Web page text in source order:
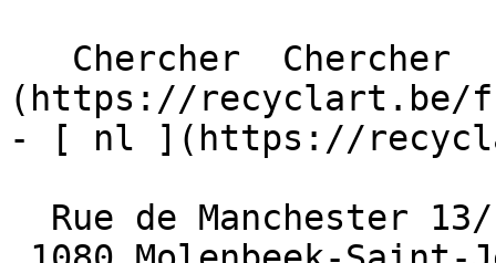
(https://recyclart.be/
- [ nl ](https://